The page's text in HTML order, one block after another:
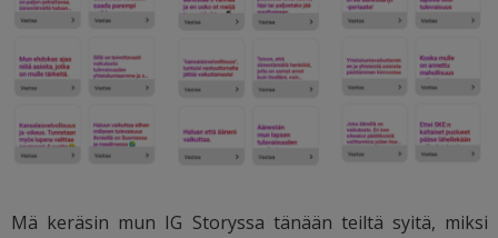
Mä keräsin mun IG Storyssa tänään teiltä syitä, miksi